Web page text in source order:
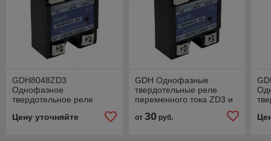
GDH8048ZD3
Однофазное
твердотельное реле
Цену уточняйте
GDH Однофазные
твердотельные реле
переменного тока ZD3 и
от 30руб.